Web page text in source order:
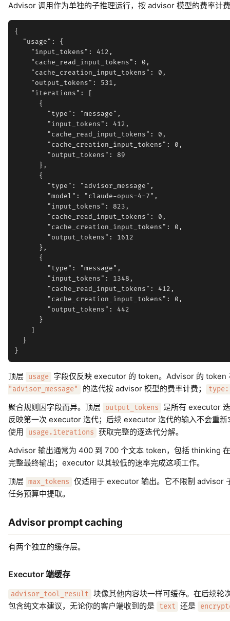
Advisor 调用作为单独的子推理运行，按 advisor 模型的费率计
{
  "usage": {
    "input_tokens": 412,
    "cache_read_input_tokens": 0,
    "cache_creation_input_tokens": 0,
    "output_tokens": 531,
    "iterations": [
      {
        "type": "message",
        "input_tokens": 412,
        "cache_read_input_tokens": 0,
        "cache_creation_input_tokens": 0,
        "output_tokens": 89
      },
      {
        "type": "advisor_message",
        "model": "claude-opus-4-7",
        "input_tokens": 823,
        "cache_read_input_tokens": 0,
        "cache_creation_input_tokens": 0,
        "output_tokens": 1612
      },
      {
        "type": "message",
        "input_tokens": 1348,
        "cache_read_input_tokens": 412,
        "cache_creation_input_tokens": 0,
        "output_tokens": 442
      }
    ]
  }
顶层 usage 字段仅反映 executor 的 token。Advisor 的 token
"advisor_message" 的迭代按 advisor 模型的费率计费； type:
聚合规则因字段而异。顶层 output_tokens
是所有 executor
反映第一次 executor 迭代；后续 executor 迭代的输入不会重
使用
usage.iterations
获取完整的逐迭代分解。
Advisor 输出通常为 400 到 700 个文本 token，包括 thinking
完整最终输出；executor 以其较低的速率完成这项工作。
顶层 max_tokens
仅适用于 executor 输出。它不限制 advisor
任务预算中提取。
Advisor prompt caching
有两个独立的缓存层。
Executor 端缓存
advisor_tool_result
块像其他内容块一样可缓存。在后续轮
包含纯文本建议，无论你的客户端收到的是
text 还是